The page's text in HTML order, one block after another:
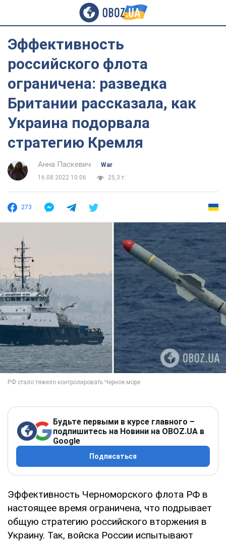
Эффективность
российского флота
ограничена: разведка
Британии рассказала, как
Украина подорвала
стратегию Кремля
Анна Паскевич
War
16.08.2022 10:06
25,3 т.
273
Будьте первыми в курсе главного –
подпишитесь на Новини на OBOZ.UA в
Google
Подписаться
Эффективность Черноморского флота РФ в
настоящее время ограничена, что подрывает
общую стратегию российского вторжения в
Украину. Так, войска России испытывают